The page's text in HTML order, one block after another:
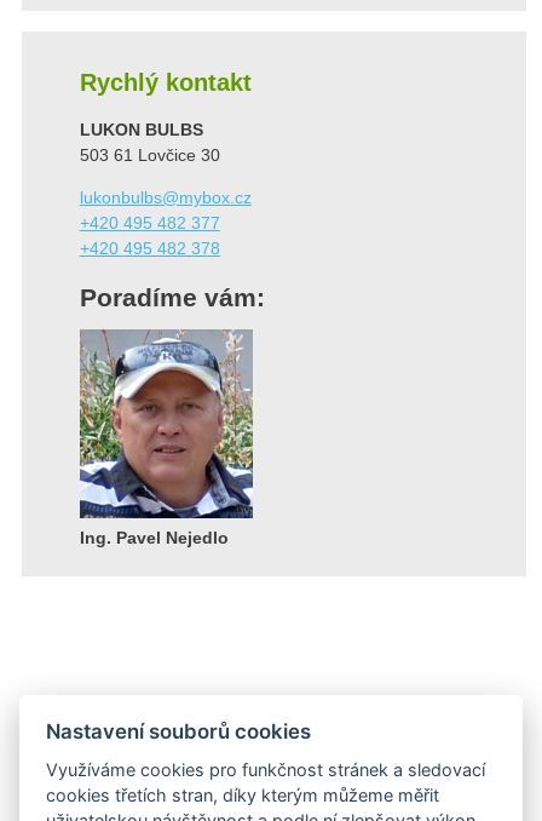
Rychlý kontakt
LUKON BULBS
503 61 Lovčice 30
lukonbulbs@mybox.cz
+420 495 482 377
+420 495 482 378
Poradíme vám:
Ing. Pavel Nejedlo
Souhlas se zpracováním osobních údajů
Nastavení souborů cookies
Využíváme cookies pro funkčnost stránek a sledovací
cookies třetích stran, díky kterým můžeme měřit